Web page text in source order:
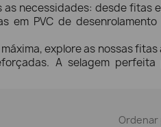
necessidades: desde fitas
em PVC de
explore as nossas
A selagem
Ordenar